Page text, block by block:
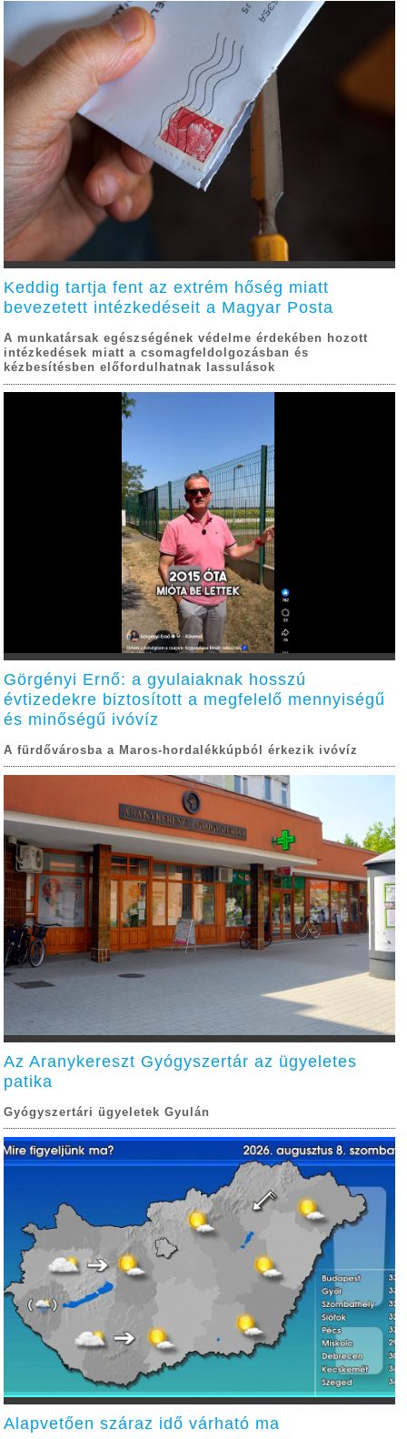
Keddig tartja fent az extrém hőség miatt
bevezetett intézkedéseit a Magyar Posta
A munkatársak egészségének védelme érdekében hozott
intézkedések miatt a csomagfeldolgozásban és
kézbesítésben előfordulhatnak lassulások
Görgényi Ernő: a gyulaiaknak hosszú
évtizedekre biztosított a megfelelő mennyiségű
és minőségű ivóvíz
A fürdővárosba a Maros-hordalékkúpból érkezik ivóvíz
Az Aranykereszt Gyógyszertár az ügyeletes
patika
Gyógyszertári ügyeletek Gyulán
Alapvetően száraz idő várható ma